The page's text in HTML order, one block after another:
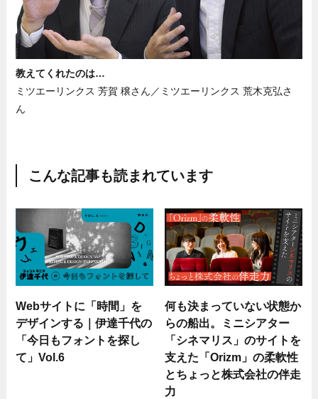
教えてくれたのは…
ミツエーリンクス 芳賀 穣さん／ミツエーリンクス 荒木克弘さ
ん
こんな記事も読まれています
Webサイトに「時間」を
デザインする｜伊達千代の
「今日もフォントを探し
て」Vol.6
何も決まっていない状態か
らの船出。ミニシアター
「シネマリス」のサイトを
支えた「Orizm」の柔軟性
とちょっと株式会社の伴走
力